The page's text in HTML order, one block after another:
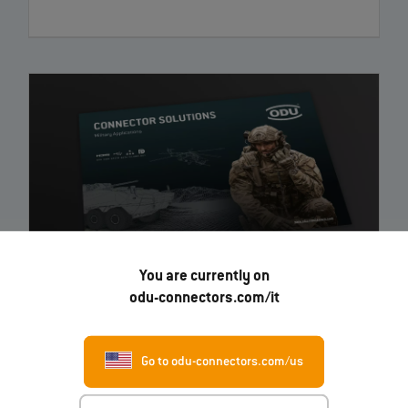
You are currently on
odu-connectors.com/it
Go to odu-connectors.com/us
ODU AMC® Military Applications– Brochure